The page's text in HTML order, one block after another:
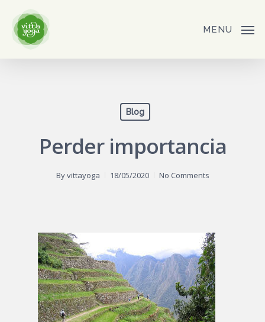
main
MENU
Blog
Perder importancia
Byvittayoga 18/05/2020 No Comments